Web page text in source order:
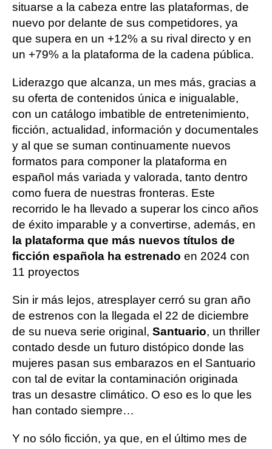
situarse a la cabeza entre las plataformas, de
nuevo por delante de sus competidores, ya
que supera en un +12% a su rival directo y en
un +79% a la plataforma de la cadena pública.
Liderazgo que alcanza, un mes más, gracias a
su oferta de contenidos única e inigualable,
con un catálogo imbatible de entretenimiento,
ficción, actualidad, información y documentales
y al que se suman continuamente nuevos
formatos para componer la plataforma en
español más variada y valorada, tanto dentro
como fuera de nuestras fronteras. Este
recorrido le ha llevado a superar los cinco años
de éxito imparable y a convertirse, además, en
la plataforma que más nuevos títulos de
ficción española ha estrenado en 2024 con
11 proyectos
Sin ir más lejos, atresplayer cerró su gran año
de estrenos con la llegada el 22 de diciembre
de su nueva serie original, Santuario, un thriller
contado desde un futuro distópico donde las
mujeres pasan sus embarazos en el Santuario
con tal de evitar la contaminación originada
tras un desastre climático. O eso es lo que les
han contado siempre…
Y no sólo ficción, ya que, en el último mes de